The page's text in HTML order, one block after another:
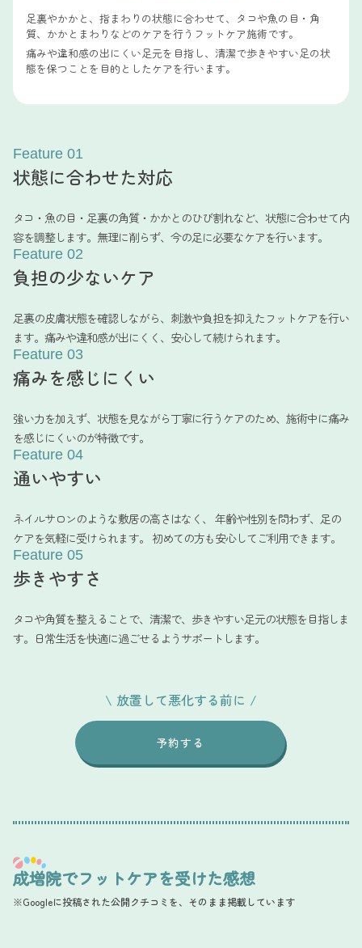
足裏やかかと、指まわりの状態に合わせて、タコや魚の目・角
質、かかとまわりなどのケアを行うフットケア施術です。
痛みや違和感の出にくい足元を目指し、清潔で歩きやすい足の状
態を保つことを目的としたケアを行います。
Feature 01
状態に合わせた対応
タコ・魚の目・足裏の角質・かかとのひび割れなど、状態に合わせて内
容を調整します。無理に削らず、今の足に必要なケアを行います。
Feature 02
負担の少ないケア
足裏の皮膚状態を確認しながら、刺激や負担を抑えたフットケアを行い
ます。痛みや違和感が出にくく、安心して続けられます。
Feature 03
痛みを感じにくい
強い力を加えず、状態を見ながら丁寧に行うケアのため、施術中に痛み
を感じにくいのが特徴です。
Feature 04
通いやすい
ネイルサロンのような敷居の高さはなく、 年齢や性別を問わず、足の
ケアを気軽に受けられます。 初めての方も安心してご利用できます。
Feature 05
歩きやすさ
タコや角質を整えることで、清潔で、歩きやすい足元の状態を目指しま
す。日常生活を快適に過ごせるようサポートします。
\ 放置して悪化する前に /
予約する
成増院でフットケアを受けた感想
※Googleに投稿された公開クチコミを、そのまま掲載しています